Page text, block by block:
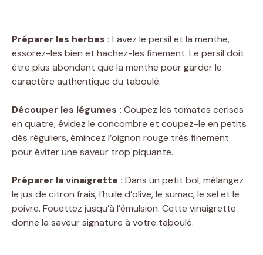
Préparer les herbes : Lavez le persil et la menthe,
essorez-les bien et hachez-les finement. Le persil doit
être plus abondant que la menthe pour garder le
caractère authentique du taboulé.
Découper les légumes : Coupez les tomates cerises
en quatre, évidez le concombre et coupez-le en petits
dés réguliers, émincez l’oignon rouge très finement
pour éviter une saveur trop piquante.
Préparer la vinaigrette : Dans un petit bol, mélangez
le jus de citron frais, l’huile d’olive, le sumac, le sel et le
poivre. Fouettez jusqu’à l’émulsion. Cette vinaigrette
donne la saveur signature à votre taboulé.